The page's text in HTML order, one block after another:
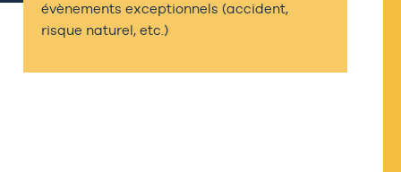
évènements exceptionnels (accident,
risque naturel, etc.)